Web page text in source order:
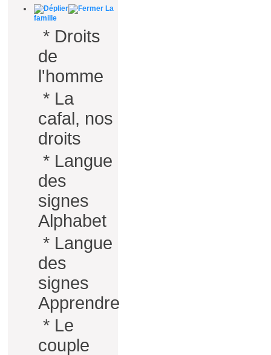
La
famille
* Droits
de
l'homme
* La
cafal, nos
droits
* Langue
des
signes
Alphabet
* Langue
des
signes
Apprendre
* Le
couple